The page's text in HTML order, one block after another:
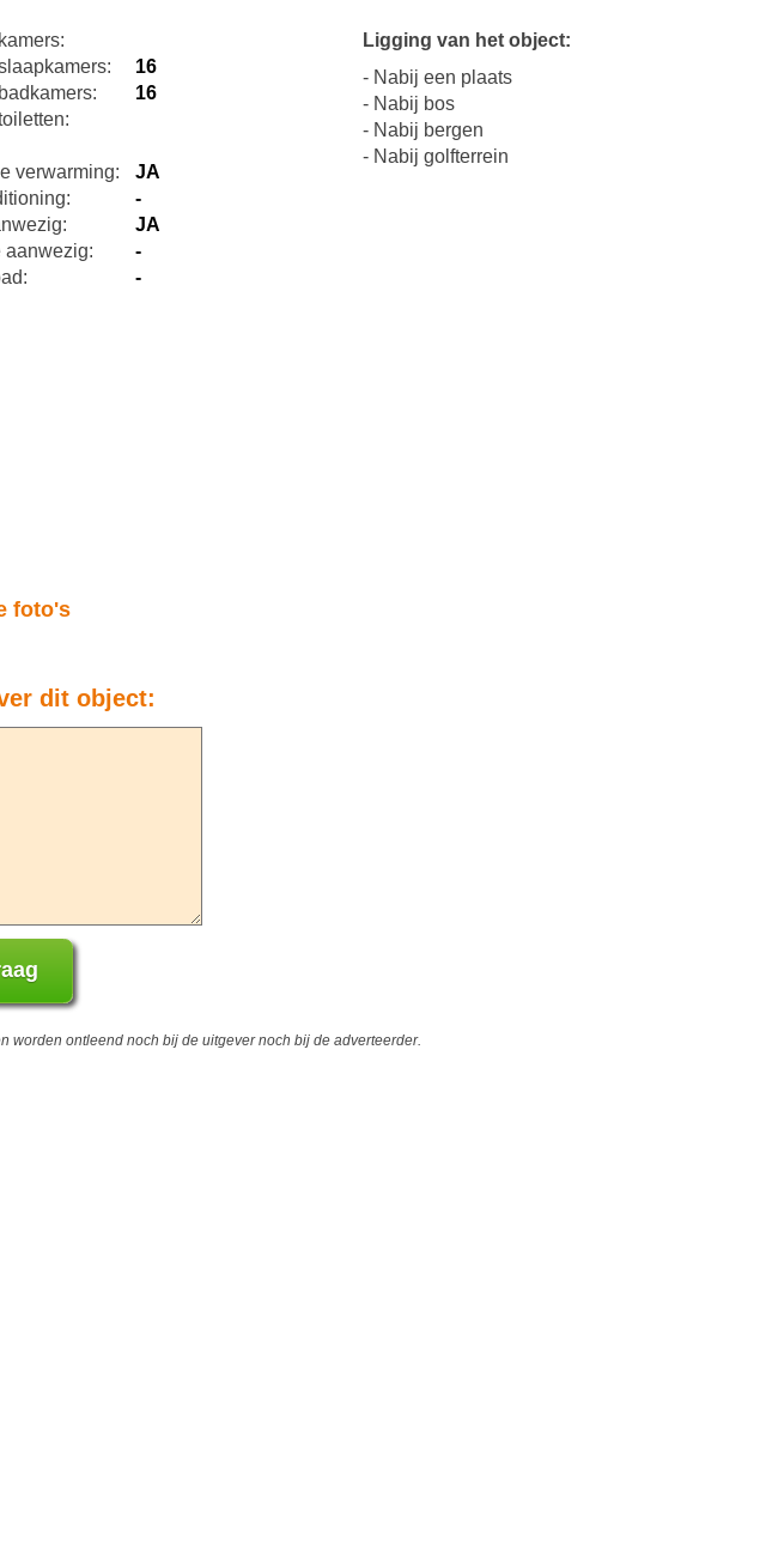
16
16
verwarming:
JA
-
JA
aanwezig:
-
-
Ligging van het object:
- Nabij een plaats
- Nabij bos
- Nabij bergen
- Nabij golfterrein
foto's
dit object:
ontleend noch bij de uitgever noch bij de adverteerder.